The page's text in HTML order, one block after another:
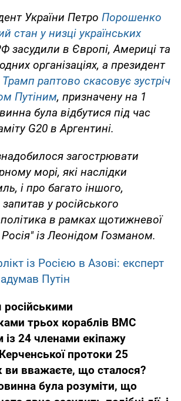
України Петро Порошенко
стан у низці українських
засудили в Європі, Америці та
організаціях, а президент
Трамп раптово скасовує зустріч
Путіним, призначену на 1
була відбутися під час
G20 в Аргентині.
загострювати
морі, які наслідки
і про багато іншого,
запитав у російського
в рамках щотижневої
із Леонідом Гозманом.
із Росією в Азові: експерт
Путін
трьох кораблів ВМС
із 24 членами екіпажу
протоки 25
ви вважаєте, що сталося?
була розуміти, що